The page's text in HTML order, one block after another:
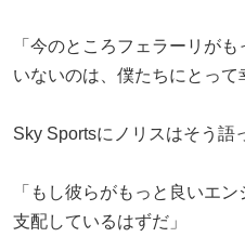
「今のところフェラーリが
いないのは、僕たちにとって
Sky Sportsにノリスはそう語
「もし彼らがもっと良いエ
支配しているはずだ」